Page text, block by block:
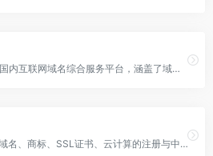
聚名网(juming.com)国内互联网域名综合服务平台，涵盖了域名注册查询、到期域名抢注、域名买卖交易、域名续费管理等多项业务。聚名致力于打造最好的域名交易平台，聚名，让域名创造更多价值！
爱名网22.CN为顶级域名、商标、SSL证书、云计算的注册与中介交易服务提供商，提供域名注册、商标查询、https申请；商标域名中介交易与拍卖、云主机与SSL服务器证书申请的企业互联网+云计算服务门户。爱名网,22,22.cn